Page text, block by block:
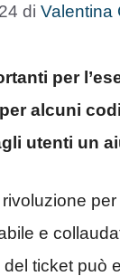
di Valentina
per
alcuni
utenti un
e
del ticket può